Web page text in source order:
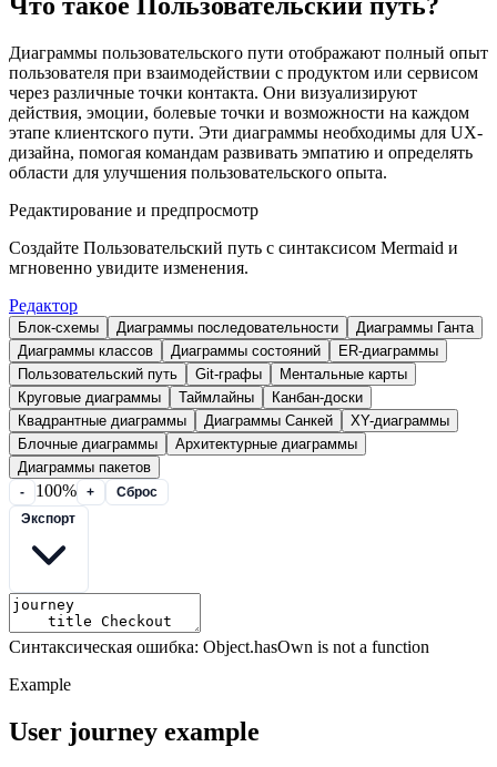
Диаграммы пользовательского пути отображают полный опыт
пользователя при взаимодействии с продуктом или сервисом
через различные точки контакта. Они визуализируют
действия, эмоции, болевые точки и возможности на каждом
этапе клиентского пути. Эти диаграммы необходимы для UX-
дизайна, помогая командам развивать эмпатию и определять
области для улучшения пользовательского опыта.
Редактирование и предпросмотр
Создайте Пользовательский путь с синтаксисом Mermaid и
мгновенно увидите изменения.
Редактор
Блок-схемы Диаграммы последовательности
Диаграммы Ганта
Диаграммы классов
Диаграммы состояний
ER-диаграммы
Пользовательский путь
Git-графы
Ментальные карты
Круговые диаграммы
Таймлайны
Канбан-доски
Квадрантные диаграммы
Диаграммы Санкей
XY-диаграммы
Блочные диаграммы
Архитектурные диаграммы
Диаграммы пакетов
- 100% +
Сброс
Синтаксическая ошибка: Object.hasOwn is not a function
Example
User journey example